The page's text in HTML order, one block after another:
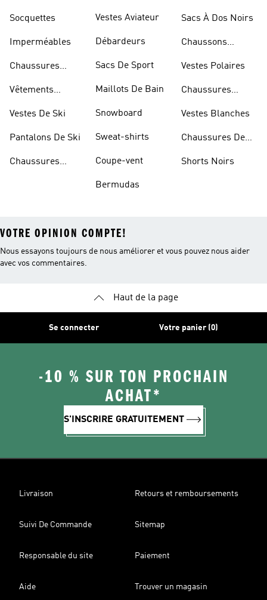
Socquettes
Imperméables
Chaussures
Vêtements
Vestes De Ski
Pantalons De Ski
Chaussures
Vestes Aviateur
Débardeurs
Sacs De Sport
Maillots De Bain
Snowboard
Sweat-shirts
Coupe-vent
Bermudas
Sacs À Dos Noirs
Chaussons
Vestes Polaires
Chaussures
Vestes Blanches
Chaussures De
Shorts Noirs
VOTRE OPINION COMPTE!
Nous essayons toujours de nous améliorer et vous pouvez nous aider
avec vos commentaires.
Haut de la page
Se connecter Votre panier (0)
-10 % SUR TON PROCHAIN
ACHAT*
S'INSCRIRE GRATUITEMENT
Livraison Retours et remboursements
Suivi De Commande Sitemap
Responsable du site Paiement
Aide Trouver un magasin